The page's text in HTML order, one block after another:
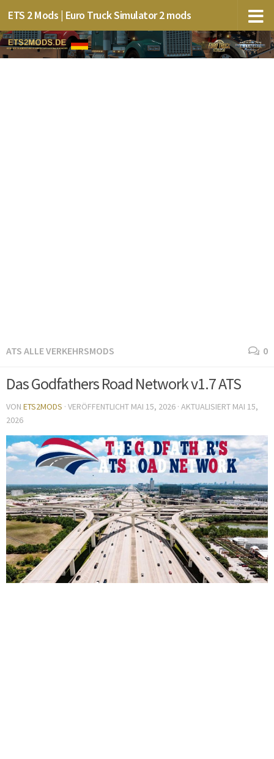
ETS 2 Mods | Euro Truck Simulator 2 mods
ATS ALLE VERKEHRSMODS 0
Das Godfathers Road Network v1.7 ATS
VON ETS2MODS · VERÖFFENTLICHT MAI 15, 2026 · AKTUALISIERT MAI 15,
2026